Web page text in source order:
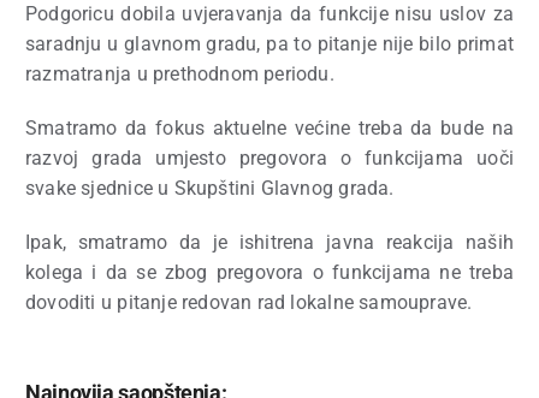
Podgoricu dobila uvjeravanja da funkcije nisu uslov za
saradnju u glavnom gradu, pa to pitanje nije bilo primat
razmatranja u prethodnom periodu.
Smatramo da fokus aktuelne većine treba da bude na
razvoj grada umjesto pregovora o funkcijama uoči
svake sjednice u Skupštini Glavnog grada.
Ipak, smatramo da je ishitrena javna reakcija naših
kolega i da se zbog pregovora o funkcijama ne treba
dovoditi u pitanje redovan rad lokalne samouprave.
Najnovija saopštenja: